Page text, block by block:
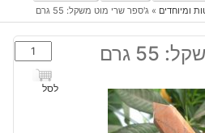
ומיוחדים » ג'ספר שרי מוט משקל: 55 גרם
גרם
כמות
של
ג'ספר
לסל